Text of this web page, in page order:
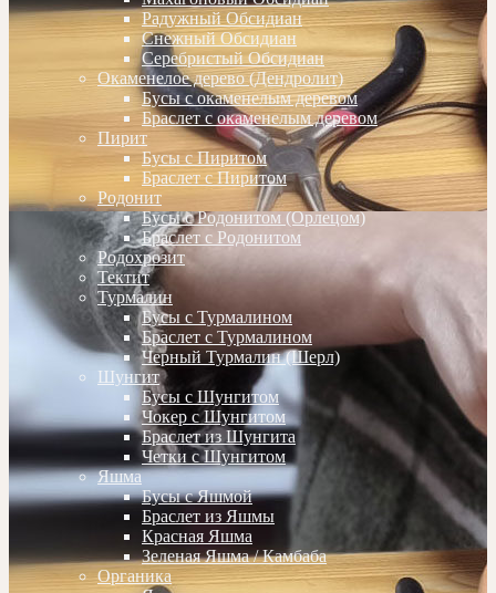
Радужный Обсидиан
Снежный Обсидиан
Серебристый Обсидиан
Окаменелое дерево (Дендролит)
Бусы с окаменелым деревом
Браслет с окаменелым деревом
Пирит
Бусы с Пиритом
Браслет с Пиритом
Родонит
Бусы с Родонитом (Орлецом)
Браслет с Родонитом
Родохрозит
Тектит
Турмалин
Бусы с Турмалином
Браслет с Турмалином
Черный Турмалин (Шерл)
Шунгит
Бусы с Шунгитом
Чокер с Шунгитом
Браслет из Шунгита
Четки с Шунгитом
Яшма
Бусы с Яшмой
Браслет из Яшмы
Красная Яшма
Зеленая Яшма / Камбаба
Органика